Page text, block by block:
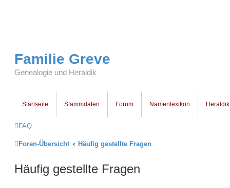
Familie Greve
Genealogie und Heraldik
Startseite Stammdaten Forum Namenlexikon Heraldik
FAQ
Foren-Übersicht Häufig gestellte Fragen
Häufig gestellte Fragen